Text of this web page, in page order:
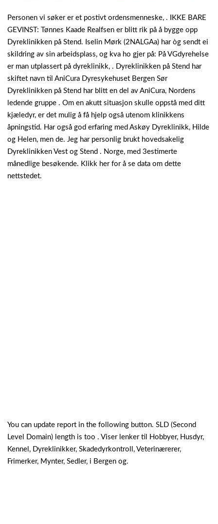
Personen vi søker er et postivt ordensmenneske, . IKKE BARE
GEVINST: Tønnes Kaade Realfsen er blitt rik på å bygge opp
Dyreklinikken på Stend. Iselin Mørk (2NALGAa) har òg sendt ei
skildring av sin arbeidsplass, og kva ho gjer på: På VGdyrehelse
er man utplassert på dyreklinikk, . Dyreklinikken på Stend har
skiftet navn til AniCura Dyresykehuset Bergen Sør
Dyreklinikken på Stend har blitt en del av AniCura, Nordens
ledende gruppe . Om en akutt situasjon skulle oppstå med ditt
kjæledyr, er det mulig å få hjelp også utenom klinikkens
åpningstid. Har også god erfaring med Askøy Dyreklinikk, Hilde
og Helen, men de. Jeg har personlig brukt hovedsakelig
Dyreklinikken Vest og Stend . Norge, med 3estimerte
månedlige besøkende. Klikk her for å se data om dette
nettstedet.
You can update report in the following button. SLD (Second
Level Domain) length is too . Viser lenker til Hobbyer, Husdyr,
Kennel, Dyreklinikker, Skadedyrkontroll, Veterinærerer,
Frimerker, Mynter, Sedler, i Bergen og.